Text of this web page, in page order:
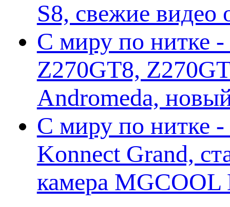
S8, свежие
С миру по нитке -
Z270GT8,
Andromeda,
С миру по нитке -
Konnect Grand,
камера MGCOOL